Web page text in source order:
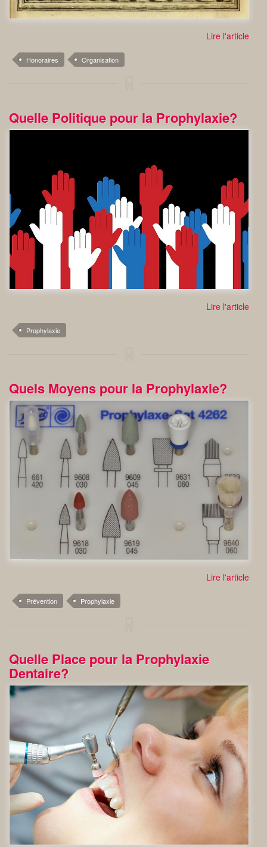
Lire l'article
Honoraires Organisation
Quelle Politique pour la Prophylaxie?
Lire l'article
Prophylaxie
Quels Moyens pour la Prophylaxie?
Lire l'article
Prévention Prophylaxie
Quelle Place pour la Prophylaxie
Dentaire?